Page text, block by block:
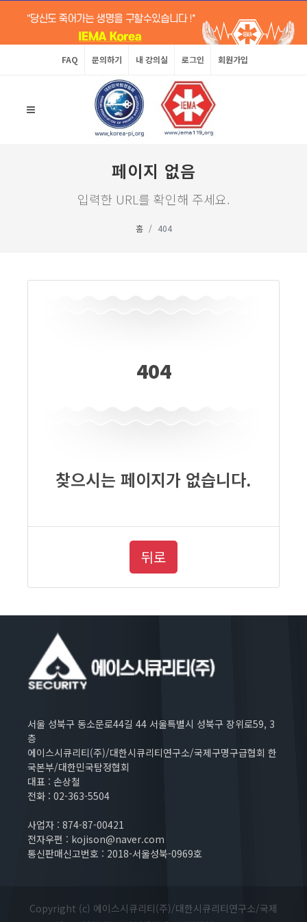
FAQ 문의하기 내 강의실 로그인 회원가입
페이지 없음
입력한 URL를 확인해 주세요.
홈 404
404
찾으시는 페이지가 없습니다.
뒤로
서울 성북구 동소문로44길 44 서울특별시 성북구 장위로59, 3
층
에이스시큐리티(주)/대한시큐리티연구소/국제구명구급협회 한
국본부/대한민국탐정협회
대표 : 손상철
전화 : 02-363-5504
사업자 : 874-87-00421
전자우편 : kojison@naver.com
통신판매신고번호 : 2018-서울성북-0969호
Copyright (c) 에이스시큐리티(주)/대한시큐리티연구소/국제